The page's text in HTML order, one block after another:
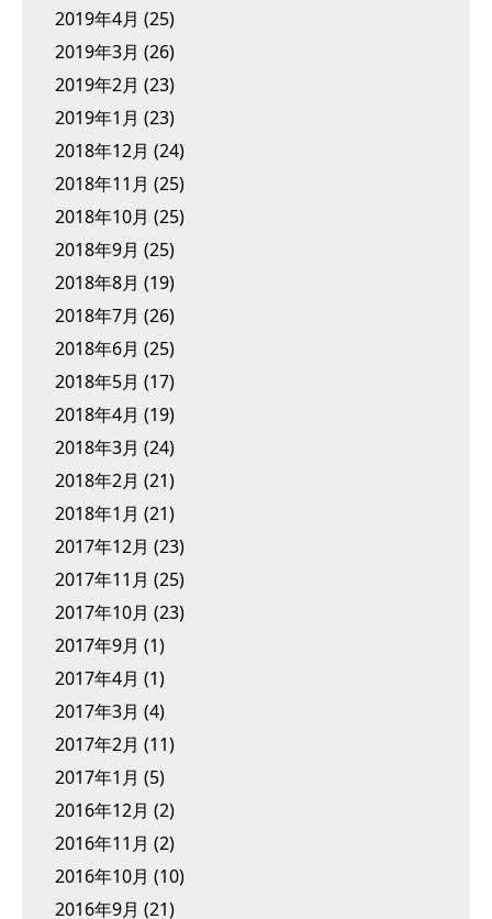
2019年4月 (25)
2019年3月 (26)
2019年2月 (23)
2019年1月 (23)
2018年12月 (24)
2018年11月 (25)
2018年10月 (25)
2018年9月 (25)
2018年8月 (19)
2018年7月 (26)
2018年6月 (25)
2018年5月 (17)
2018年4月 (19)
2018年3月 (24)
2018年2月 (21)
2018年1月 (21)
2017年12月 (23)
2017年11月 (25)
2017年10月 (23)
2017年9月 (1)
2017年4月 (1)
2017年3月 (4)
2017年2月 (11)
2017年1月 (5)
2016年12月 (2)
2016年11月 (2)
2016年10月 (10)
2016年9月 (21)